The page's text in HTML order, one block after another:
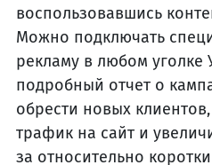
воспользовавшись
Можно подключать
рекламу в любом уголке
подробный отчет о
обрести новых
трафик на сайт и
за относительно